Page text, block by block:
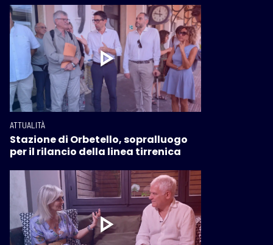
ATTUALITÀ
Stazione di Orbetello, sopralluogo
per il rilancio della linea tirrenica